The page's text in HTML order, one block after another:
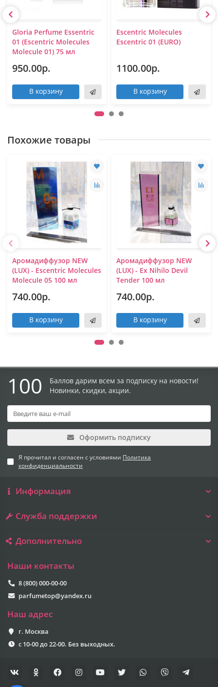
Gloria Perfume Essentric
01 (Escentric Molecules
Molecule 01) 75 мл
950.00р.
В корзину
Escentric Molecules
Escentric 01 (EURO)
1100.00р.
В корзину
Похожие товары
Аромадиффузор NEW
(LUX) - Escentric Molecules
Molecule 05 100 мл
740.00р.
В корзину
Аромадиффузор NEW
(LUX) - Ex Nihilo Devil
Tender 100 мл
740.00р.
В корзину
100
Баллов дарим всем за подписку на новости!
Новинки, скидки, акции.
Оформить подписку
Я прочитал и согласен с условиями Политика
конфиденциальности
Информация
Служба поддержки
Дополнительно
Наши контакты
8 (800) 000-00-00
parfumetop@yandex.ru
Наш адрес
г. Москва
с 10-00 до 22-00. Без выходных.